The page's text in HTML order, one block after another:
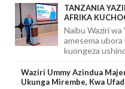
TANZANIA
AFRIKA
Naibu Waziri wa
amesema
kuongeza
Waziri Ummy Azindua
Ukunga Mirembe, Kwa